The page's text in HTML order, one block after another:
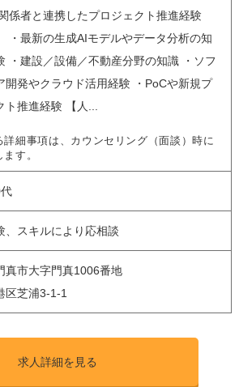
係者と連携したプロジェクト推進経験
・最新の生成AIモデルやデータ分析の知
・建設／設備／不動産分野の知識 ・ソフ
開発やクラウド活用経験 ・PoCや新規プ
ト推進経験 【人...
細事項は、カウンセリング（面談）時に
す。
、スキルにより応相談
真市大字門真1006番地
区芝浦3-1-1
求人詳細を見る